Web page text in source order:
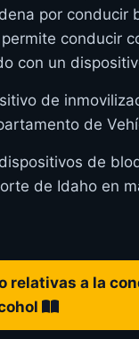
por conducir
conducir
con un
de
de
de
de Idaho en
relativas a la